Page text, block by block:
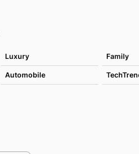
Luxury Family
Automobile